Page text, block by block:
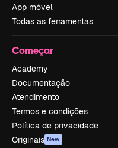
App móvel
Todas as ferramentas
Começar
Academy
Documentação
Atendimento
Termos e condições
Política de privacidade
Originais New